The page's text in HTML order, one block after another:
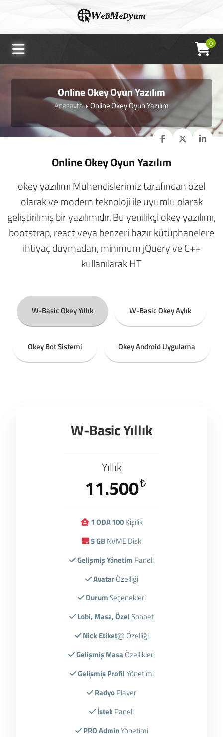
0
Online Okey Oyun Yazılım
Anasayfa Online Okey Oyun Yazılım
Online Okey Oyun Yazılım
okey yazılımı Mühendislerimiz tarafından özel
olarak ve modern teknoloji ile uyumlu olarak
geliştirilmiş bir yazılımıdır. Bu yenilikçi okey yazılımı,
bootstrap, react veya benzeri hazır kütüphanelere
ihtiyaç duymadan, minimum jQuery ve C++
kullanılarak HT
W-Basic Okey Yıllık W-Basic Okey Aylık
Okey Bot Sistemi Okey Android Uygulama
W-Basic Yıllık
Yıllık
₺
11.500
1 ODA 100Kişilik
5 GBNVME Disk
Gelişmiş Yönetim Paneli
AvatarÖzelliği
DurumSeçenekleri
Lobi, Masa, ÖzelSohbet
Nick Etiket@ Özelliği
Gelişmiş Masa Özellikleri
Gelişmiş ProfilYönetimi
RadyoPlayer
İstekPaneli
PRO AdminYönetimi